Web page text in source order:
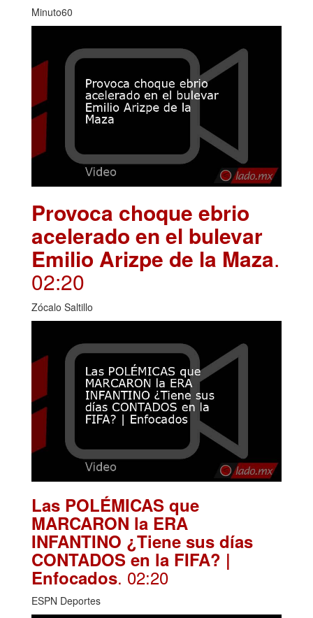
Minuto60
Provoca choque ebrio
acelerado en el bulevar
Emilio Arizpe de la Maza.
02:20
Zócalo Saltillo
Las POLÉMICAS que
MARCARON la ERA
INFANTINO ¿Tiene sus días
CONTADOS en la FIFA? |
Enfocados. 02:20
ESPN Deportes